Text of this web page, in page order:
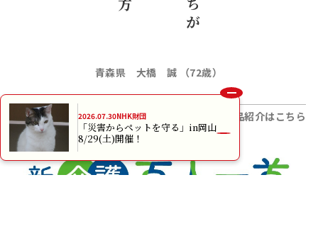
青森県 大橋 誠 （72歳）
すべての入選作品紹介はこちら
2026.07.30NHK財団
「災害からペットを守る」in岡山
8/29(土)開催！